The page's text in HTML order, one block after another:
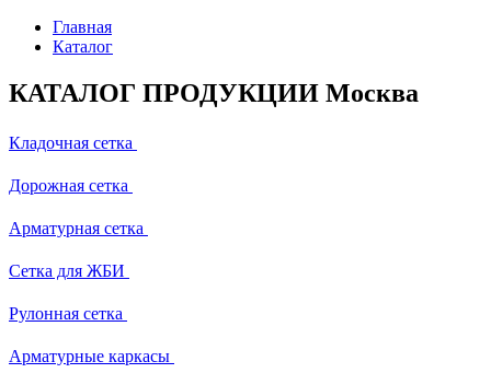
Главная
Каталог
КАТАЛОГ ПРОДУКЦИИ Москва
Кладочная сетка
Дорожная сетка
Арматурная сетка
Сетка для ЖБИ
Рулонная сетка
Арматурные каркасы